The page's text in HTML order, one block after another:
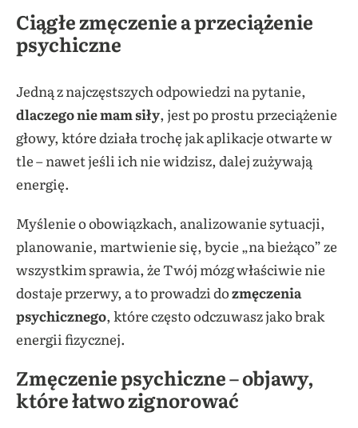
Ciągłe zmęczenie a przeciążenie
psychiczne
Jedną z najczęstszych odpowiedzi na pytanie,
dlaczego nie mam siły, jest po prostu przeciążenie
głowy, które działa trochę jak aplikacje otwarte w
tle – nawet jeśli ich nie widzisz, dalej zużywają
energię.
Myślenie o obowiązkach, analizowanie sytuacji,
planowanie, martwienie się, bycie „na bieżąco” ze
wszystkim sprawia, że Twój mózg właściwie nie
dostaje przerwy, a to prowadzi dozmęczenia
psychicznego, które często odczuwasz jako brak
energii fizycznej.
Zmęczenie psychiczne – objawy,
które łatwo zignorować